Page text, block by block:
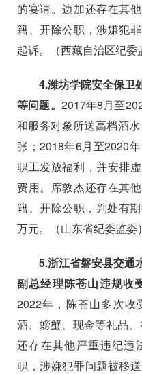
的宴请。边加还存在其
籍、开除公职，涉嫌犯
起诉。（西藏自治区纪委
4.潍坊学院安全保卫
等问题。 2017年8月至
和服务对象所送高档酒水
张； 2018年6月至2020年
职工发放福利，并安排
费用。席敦杰还存在其
籍、开除公职，判处有
万元。（山东省纪委监委）
5.浙江省磐安县交通
副总经理陈苍山违规收
2022年，陈苍山多次收
酒、螃蟹、现金等礼品
还存在其他严重违纪违
职，涉嫌犯罪问题被移